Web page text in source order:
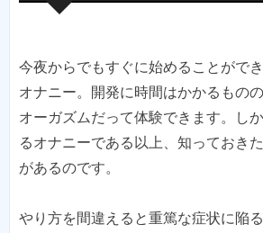
今夜からでもすぐに始めることがで
オナニー。開発に時間はかかるもの
オーガズムだって体験できます。し
るオナニーである以上、知っておき
があるのです。
やり方を間違えると重篤な症状に陥